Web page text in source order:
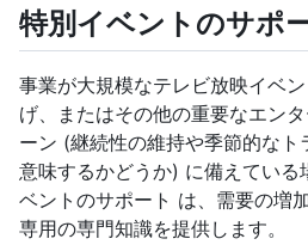
特別イベントのサポ
事業が大規模なテレビ放映イベ
げ、またはその他の重要なエン
ーン (継続性の維持や季節的なト
意味するかどうか) に備えてい
ベントのサポート は、需要の増
専用の専門知識を提供します。